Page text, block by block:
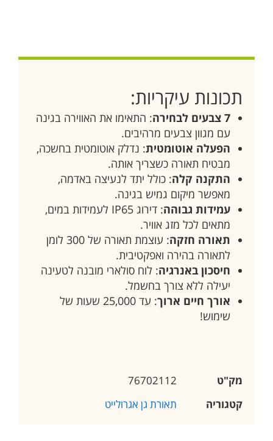
תכונות עיקריות:
7 צבעים לבחירה
: התאימו את האווירה בגינה
עם מגוון צבעים מרהיבים.
הפעלה אוטומטית: נדלק אוטומטית בחשכה,
מבטיח תאורה כשצריך אותה.
התקנה קלה: כולל יתד לנעיצה באדמה,
מאפשר מיקום גמיש בגינה.
עמידות גבוהה
: דירוג IP65 לעמידות במים,
מתאים לכל מזג אוויר.
תאורה חזקה
: עוצמת תאורה של 300 לומן
לתאורה בהירה ואפקטיבית.
חיסכון באנרגיה: לוח סולארי מובנה לטעינה
יעילה ללא צורך בחשמל.
אורך חיים ארוך
: עד 25,000 שעות של
שימוש!
מק"ט
76702112
קטגוריה
תאורת גן אגרולייט